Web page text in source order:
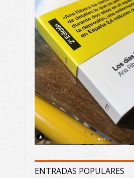
ENTRADAS POPULARES